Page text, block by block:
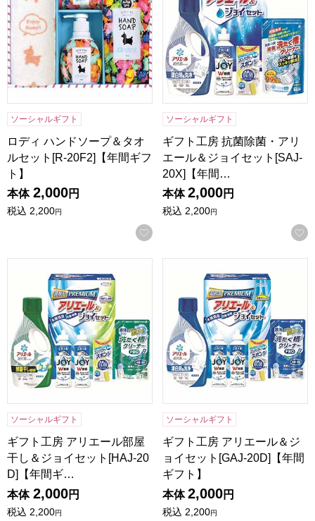
ソーシャルギフト
ロディ ハンドソープ＆タオ
ルセット[R-20F2]【年間ギフ
ト】
本体 2,000円
税込 2,200円
お気に入りに登録する
ソーシャルギフト
ギフト工房 抗菌除菌・アリ
エール＆ジョイセット[SAJ-
20X]【年間…
本体 2,000円
税込 2,200円
ソーシャルギフト
ギフト工房 アリエール部屋
干し＆ジョイセット[HAJ-20
D]【年間ギ…
本体 2,000円
税込 2,200円
ソーシャルギフト
ギフト工房 アリエール＆ジ
ョイセット[GAJ-20D]【年間
ギフト】
本体 2,000円
税込 2,200円